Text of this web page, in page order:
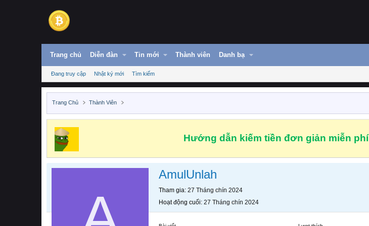
Trang chủ Diễn đàn Tin mới Thành viên Danh bạ
Đang truy cập Nhật ký mới Tìm kiếm
Trang Chủ Thành Viên
Hướng dẫn kiếm tiền đơn giản miễn phí
AmulUnlah
Tham gia 27 Tháng chín 2024
Hoạt động cuối 27 Tháng chín 2024